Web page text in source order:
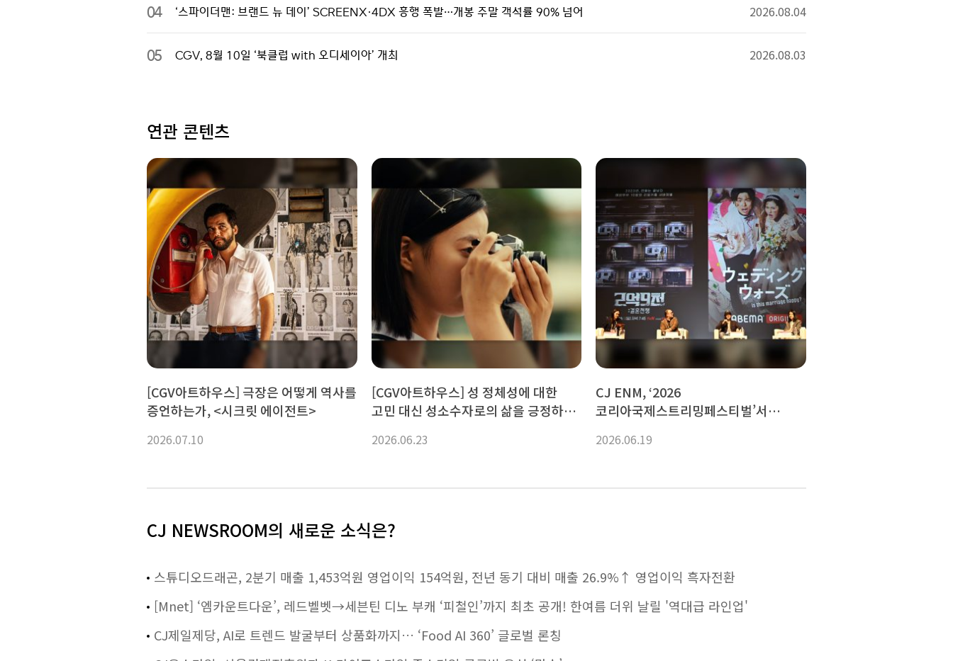
04 ‘스파이더맨: 브랜드 뉴 데이’ SCREENX·4DX 흥행 폭발…개봉 주말 객석률 90% 넘어 2026.08.04
05 CGV, 8월 10일 ‘북클럽 with 오디세이아’ 개최 2026.08.03
연관 콘텐츠
[CGV아트하우스] 극장은 어떻게 역사를
증언하는가, <시크릿 에이전트>
2026.07.10
[CGV아트하우스] 성 정체성에 대한
고민 대신 성소수자로의 삶을 긍정하는
2026.06.23
CJ ENM, ‘2026
코리아국제스트리밍페스티벌’서
기술 결합으로 글로벌 확장 가속"
2026.06.19
CJ NEWSROOM의 새로운 소식은?
스튜디오드래곤, 2분기 매출 1,453억원 영업이익 154억원, 전년 동기 대비 매출 26.9%↑ 영업이익 흑자전환
[Mnet] ‘엠카운트다운’, 레드벨벳→세븐틴 디노 부캐 ‘피철인’까지 최초 공개! 한여름 더위 날릴 '역대급 라인업'
CJ제일제당, AI로 트렌드 발굴부터 상품화까지… ‘Food AI 360’ 글로벌 론칭